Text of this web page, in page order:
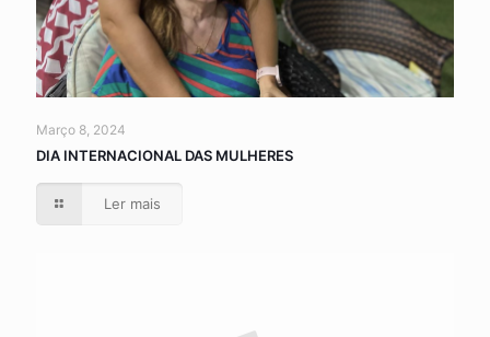
Março 8, 2024
DIA INTERNACIONAL DAS MULHERES
Ler mais